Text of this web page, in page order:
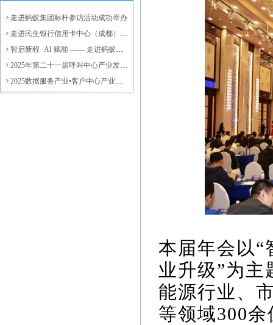
走进蚂蚁集团标杆参访活动成功举办
走进民生银行信用卡中心（成都）后
台运营中心标杆参访活动成功举办
智启新程· AI 赋能 —— 走进蚂蚁集
团，探索大模型驱动的数智未来活动
2025年第二十一届呼叫中心产业发展
年会成功举办
2025数据服务产业•客户中心产业高
质量发展会议暨济阳区数据服务产业
本届年会以“
业升级”为
能源行业、
等领域300